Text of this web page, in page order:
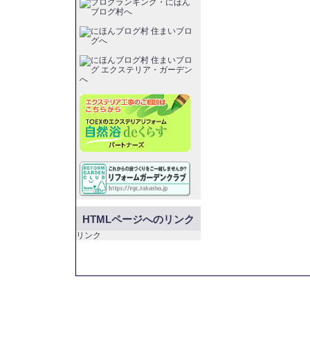
HTMLページへのリンク
リンク